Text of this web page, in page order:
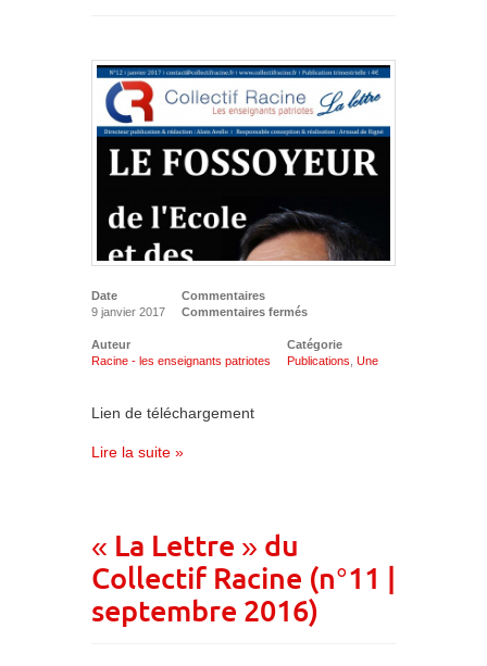
Date
9 janvier 2017
Commentaires
Commentaires fermés
Auteur
Racine - les enseignants patriotes
Catégorie
Publications Une
Lien de téléchargement
Lire la suite »
« La Lettre » du
Collectif Racine (n°11 |
septembre 2016)